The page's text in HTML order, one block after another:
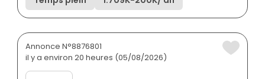
Annonce N°8876801
il y a environ 20 heures (05/08/2026)